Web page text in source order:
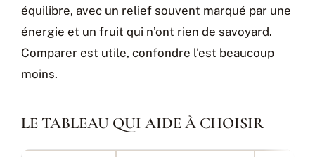
équilibre, avec un relief souvent marqué par une
énergie et un fruit qui n’ont rien de savoyard.
Comparer est utile, confondre l’est beaucoup
moins.
LE TABLEAU QUI AIDE À CHOISIR